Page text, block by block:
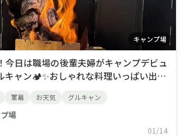
キャンプ場
今日は職場の後輩夫婦がキャンプデビュ
キャン🏕️✨おしゃれな料理いっぱい出て
でくれてこれまた大満足♪♪
軍幕 お天気 グルキャン
場
01/14